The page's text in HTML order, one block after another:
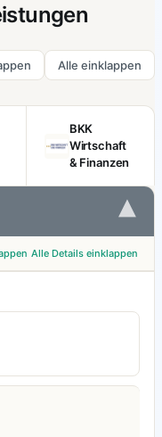
Alle einklappen
BKK
Wirtschaft
& Finanzen
▾
Alle Details einklappen